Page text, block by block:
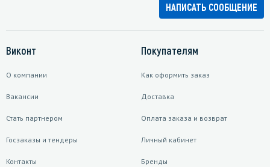
НАПИСАТЬ СООБЩЕНИЕ
Виконт
О компании
Вакансии
Стать партнером
Госзаказы и тендеры
Контакты
Покупателям
Как оформить заказ
Доставка
Оплата заказа и возврат
Личный кабинет
Бренды